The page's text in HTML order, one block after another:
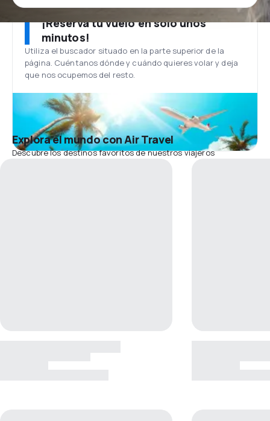
¡Reserva tu vuelo en solo unos
minutos!
Utiliza el buscador situado en la parte superior de la
página. Cuéntanos dónde y cuándo quieres volar y deja
que nos ocupemos del resto.
Explora el mundo con Air Travel
Descubre los destinos favoritos de nuestros viajeros